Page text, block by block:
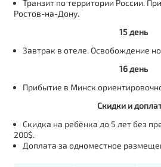
Транзит по территории России.
Ростов-на-Дону.
15 день
Завтрак в отеле. Освобождение
16 день
Прибытие в Минск
Скидки и
Скидка на ребёнка до 5 лет без
200$.
Доплата за одноместное